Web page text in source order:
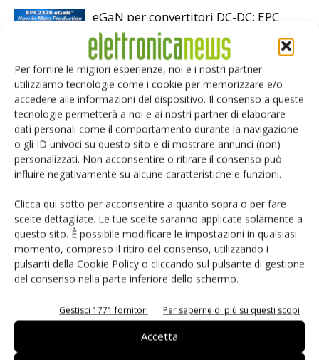
Per fornire le migliori esperienze, noi e i nostri partner
utilizziamo tecnologie come i cookie per memorizzare e/o
accedere alle informazioni del dispositivo. Il consenso a queste
tecnologie permetterà a noi e ai nostri partner di elaborare
dati personali come il comportamento durante la navigazione
o gli ID univoci su questo sito e di mostrare annunci (non)
personalizzati. Non acconsentire o ritirare il consenso può
influire negativamente su alcune caratteristiche e funzioni.
Clicca qui sotto per acconsentire a quanto sopra o per fare
scelte dettagliate. Le tue scelte saranno applicate solamente a
questo sito. È possibile modificare le impostazioni in qualsiasi
momento, compreso il ritiro del consenso, utilizzando i
pulsanti della Cookie Policy o cliccando sul pulsante di gestione
del consenso nella parte inferiore dello schermo.
Gestisci 1771 fornitori Per saperne di più su questi scopi
Accetta
eGaN per convertitori DC-DC: EPC
accelera
Microchip lancia il midspan PoE
industriale PD-9601GCI da 90W
Infineon e LS Electric alleate sulla
corrente continua per i data center AI
LASCIA UN COMMENTO